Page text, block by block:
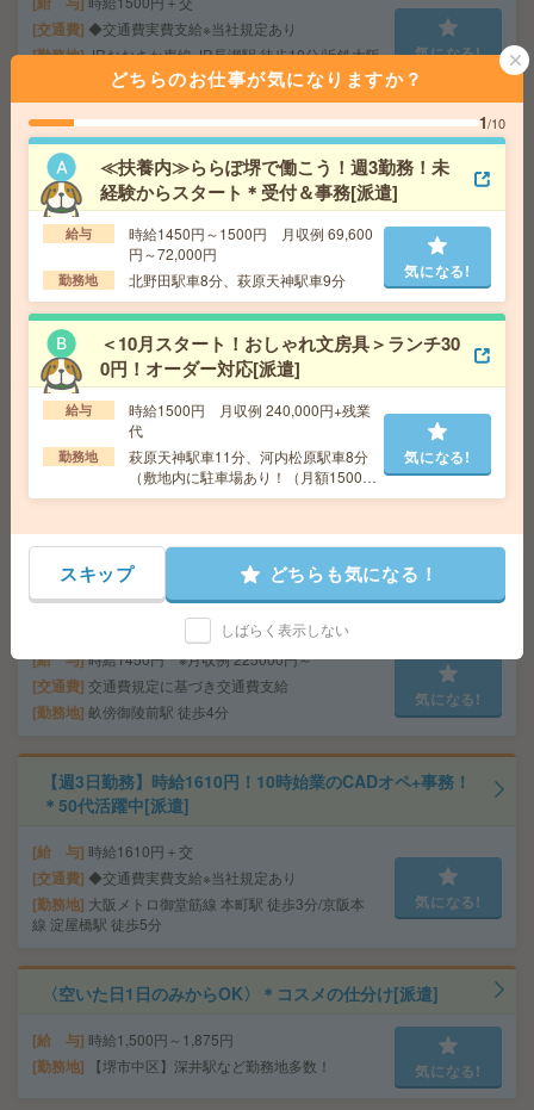
交通費 ◆交通費実費支給※当社規定あり
勤務地 JRおおさか東線 JR長瀬駅 徒歩10分/近鉄大阪
線 長瀬駅 徒歩16分
気になる!
未経験OK＊残業ほぼなし＊眼鏡レンズのメーカーでシス
テム入力など[派遣]
給 与 時給1640円～2000円＋交 ■給与の前払いが
可能な速払いサービスあり
交通費支給あり
勤務地 大阪府泉佐野市 南海空港線 りんくうタウン
駅徒歩10分
気になる!
＼未経験OK！15時定時／パンを焼くカンタン作業！@岸
和田＊50代活躍中[派遣]
給 与 時給1450円＋交
交通費 ◆交通費実費支給※当社規定あり
勤務地 JR阪和線 東岸和田駅 徒歩12分/南海本線 岸和
気になる!
時給1450円＊未経験OK＊共済組合にて保険健康課でのお
給 与 時給1450円 ※月収例 225000円～
交通費 交通費規定に基づき交通費支給
勤務地 畝傍御陵前駅 徒歩4分
気になる!
【週3日勤務】時給1610円！10時始業のCADオペ+事務！
＊50代活躍中[派遣]
給 与 時給1610円＋交
交通費 ◆交通費実費支給※当社規定あり
勤務地 大阪メトロ御堂筋線 本町駅 徒歩3分/京阪本
線 淀屋橋駅 徒歩5分
気になる!
〈空いた日1日のみからOK〉＊コスメの仕分け[派遣]
給 与 時給1,500円～1,875円
勤務地 【堺市中区】深井駅など勤務地多数！ 気になる!
どちらのお仕事が気になりますか？
1/10
≪扶養内≫ららぽ堺で働こう！週3勤務！未
経験からスタート＊受付＆事務[派遣]
給与
時給1450円～1500円 月収例 69,600
円～72,000円
勤務地 北野田駅車8分、萩原天神駅車9分 気になる!
＜10月スタート！おしゃれ文房具＞ランチ30
0円！オーダー対応[派遣]
給与
時給1500円 月収例 240,000円+残業
代
勤務地
萩原天神駅車11分、河内松原駅車8分
（敷地内に駐車場あり！（月額1500
円））
気になる!
スキップ どちらも気になる！
しばらく表示しない